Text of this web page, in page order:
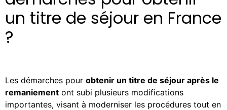
un titre de séjour en France
?
Les démarches pour obtenir un titre de séjour après le
remaniement ont subi plusieurs modifications
importantes, visant à moderniser les procédures tout en